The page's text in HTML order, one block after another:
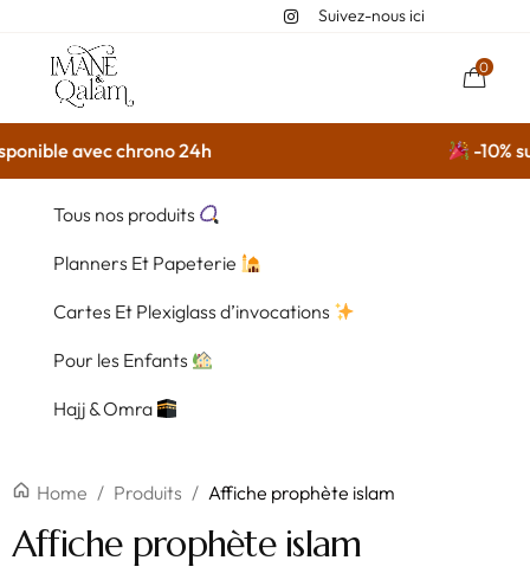
Suivez-nous ici
0
avec chrono 24h -10%
Tous nos produits
Planners Et Papeterie
Cartes Et Plexiglass d’invocations
Pour les Enfants
Hajj & Omra
Home / Produits / Affiche prophète islam
Affiche prophète islam